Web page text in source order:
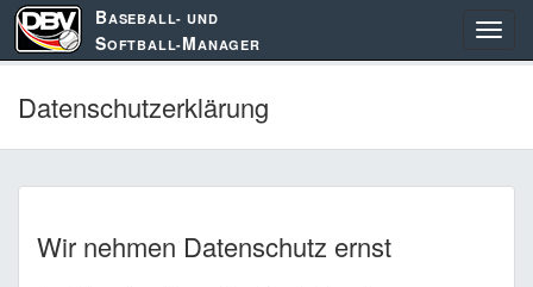
BASEBALL- UND
SOFTBALL-MANAGER
Datenschutzerklärung
Wir nehmen Datenschutz ernst